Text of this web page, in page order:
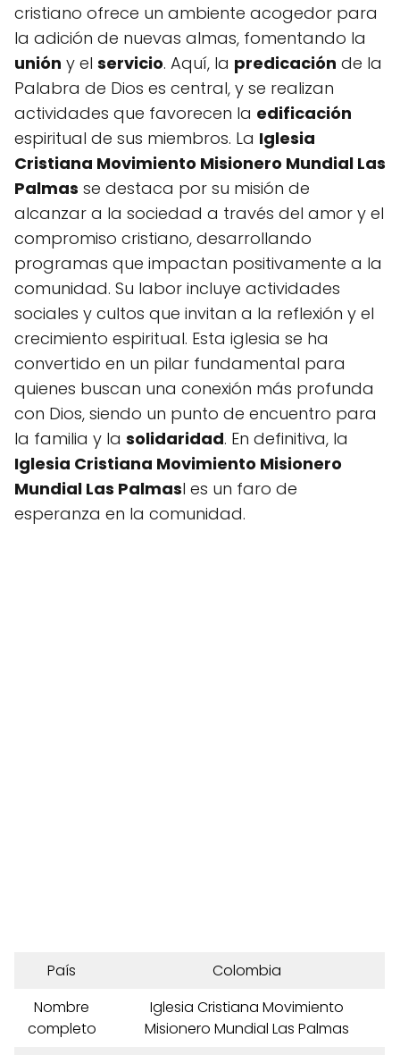
cristiano ofrece un ambiente acogedor para
la adición de nuevas almas, fomentando la
unión y el servicio. Aquí, la predicación de la
Palabra de Dios es central, y se realizan
actividades que favorecen la edificación
espiritual de sus miembros. La Iglesia
Cristiana Movimiento Misionero Mundial Las
Palmas se destaca por su misión de
alcanzar a la sociedad a través del amor y el
compromiso cristiano, desarrollando
programas que impactan positivamente a la
comunidad. Su labor incluye actividades
sociales y cultos que invitan a la reflexión y el
crecimiento espiritual. Esta iglesia se ha
convertido en un pilar fundamental para
quienes buscan una conexión más profunda
con Dios, siendo un punto de encuentro para
la familia y la solidaridad. En definitiva, la
Iglesia Cristiana Movimiento Misionero
Mundial Las Palmasl es un faro de
esperanza en la comunidad.
País
Colombia
Nombre
completo
Iglesia Cristiana Movimiento
Misionero Mundial Las Palmas